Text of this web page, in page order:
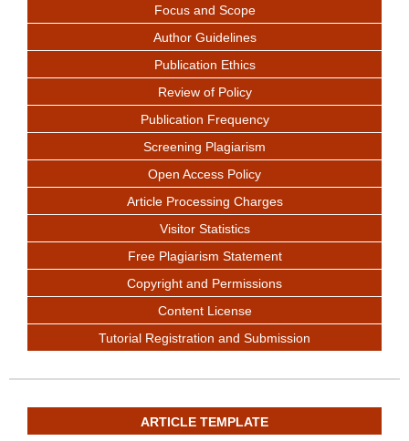
Focus and Scope
Author Guidelines
Publication Ethics
Review of Policy
Publication Frequency
Screening Plagiarism
Open Access Policy
Article Processing Charges
Visitor Statistics
Free Plagiarism Statement
Copyright and Permissions
Content License
Tutorial Registration and Submission
ARTICLE TEMPLATE